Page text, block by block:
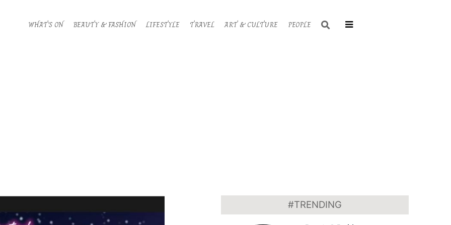
WHAT’S ON BEAUTY & FASHION LIFESTYLE TRAVEL ART & CULTURE PEOPLE Search
#TRENDING